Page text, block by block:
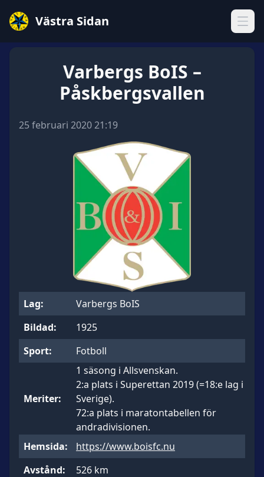
Västra Sidan
Varbergs BoIS –
Påskbergsvallen
25 februari 2020 21:19
Lag:
Varbergs BoIS
Bildad:
1925
Sport:
Fotboll
Meriter:
1 säsong i Allsvenskan.
2:a plats i Superettan 2019 (=18:e lag i
Sverige).
72:a plats i maratontabellen för
andradivisionen.
Hemsida:
https://www.boisfc.nu
Avstånd:
526 km